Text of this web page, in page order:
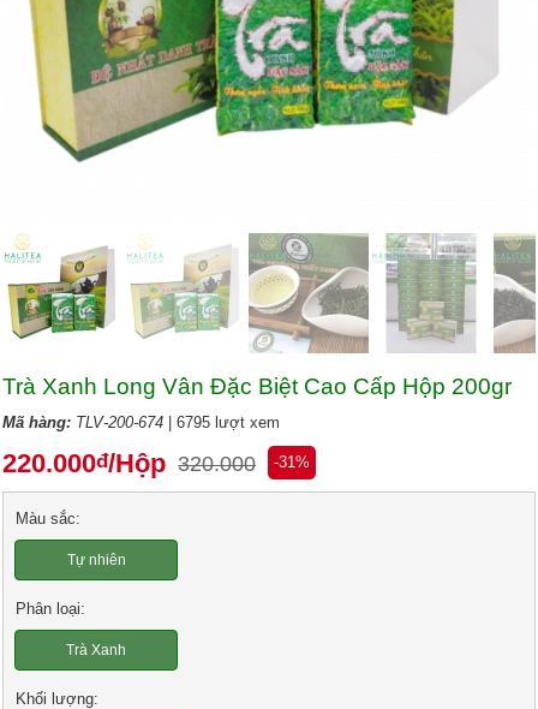
Trà Xanh Long Vân Đặc Biệt Cao Cấp Hộp 200gr
Mã hàng: TLV-200-674 | 6795 lượt xem
220.000đ/Hộp 320.000 -31%
Màu sắc:
Tự nhiên
Phân loại:
Trà Xanh
Khối lượng: